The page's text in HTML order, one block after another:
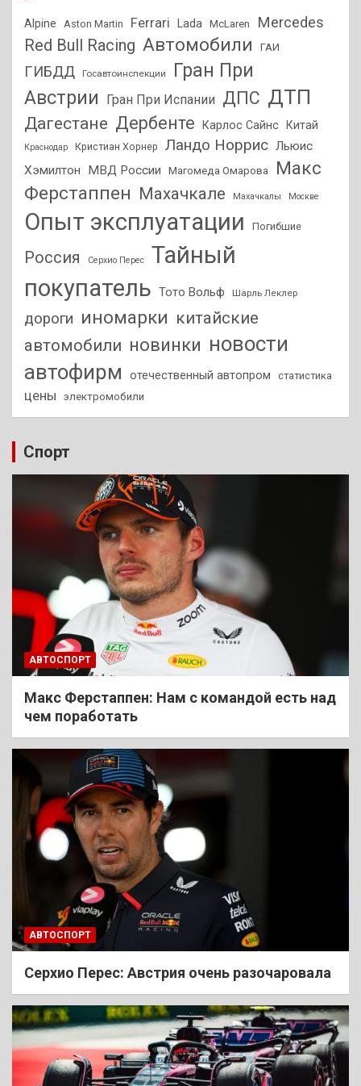
Alpine Aston Martin Ferrari Lada McLaren Mercedes
Red Bull Racing Автомобили ГАИ
ГИБДД Госавтоинспекции
Гран При
Австрии
Гран При Испании ДПС ДТП
Дагестане Дербенте Карлос Сайнс Китай
Краснодар Кристиан Хорнер Ландо Норрис Льюис
Хэмилтон
МВД России Магомеда Омарова
Макс
Ферстаппен Махачкале Махачкалы Москве
Опыт эксплуатации Погибшие
Россия Серхио Перес
Тайный
покупатель Тото Вольф Шарль Леклер
дороги иномарки китайские
автомобили новинки новости
автофирм
отечественный автопром статистика
цены электромобили
Спорт
АВТОСПОРТ
Макс Ферстаппен: Нам с командой есть над
чем поработать
АВТОСПОРТ
Cерхио Перес: Австрия очень разочаровала